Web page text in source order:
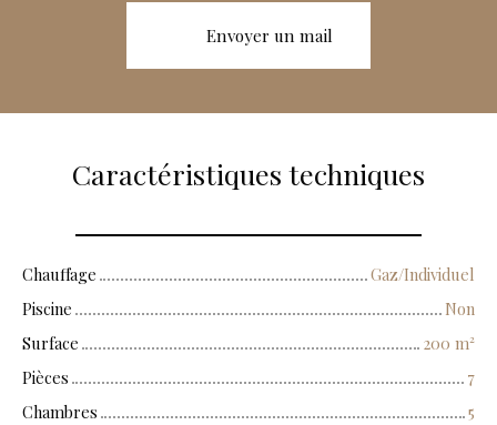
Envoyer un mail
Caractéristiques techniques
Chauffage
Gaz/Individuel
Piscine
Non
Surface
200 m²
Pièces
7
Chambres
5